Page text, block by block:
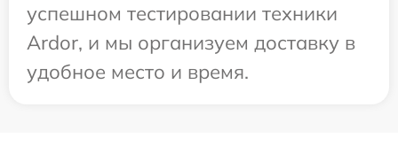
успешном тестировании техники
Ardor, и мы организуем доставку в
удобное место и время.